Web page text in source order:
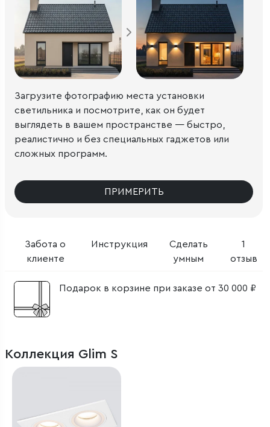
Забота о
клиенте
Инструкция
Сделать
умным
1
отзыв
Подарок в корзине при заказе от 30 000 ₽
Загрузите фотографию места установки
светильника и посмотрите, как он будет
выглядеть в вашем пространстве — быстро,
реалистично и без специальных гаджетов или
сложных программ.
ПРИМЕРИТЬ
Коллекция Glim S